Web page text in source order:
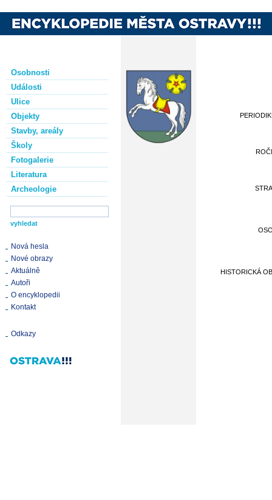
Osobnosti
Události
Ulice
Objekty
Stavby, areály
Školy
Fotogalerie
Literatura
Archeologie
Nová hesla
Nové obrazy
Aktuálně
Autoři
O encyklopedii
Kontakt
Odkazy
HISTORICKÁ